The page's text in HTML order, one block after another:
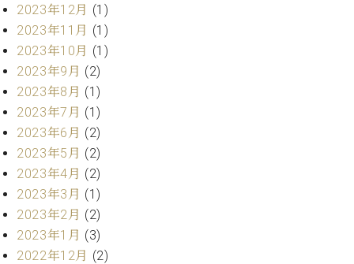
W.
ホ
フ
マ
ン
プ
ロ
フ
ェ
ッ
シ
ョ
ナ
ル
(PDF)
お
合
わ
せ
本
社
八
王
子
2023年12月 (1)
2023年11月 (1)
2023年10月 (1)
2023年9月 (2)
2023年8月 (1)
2023年7月 (1)
2023年6月 (2)
2023年5月 (2)
2023年4月 (2)
2023年3月 (1)
2023年2月 (2)
2023年1月 (3)
2022年12月 (2)